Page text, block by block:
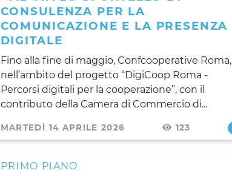
CONSULENZA PER LA
COMUNICAZIONE E LA PRESENZA
DIGITALE
Fino alla fine di maggio, Confcooperative Roma,
nell’ambito del progetto “DigiCoop Roma -
Percorsi digitali per la cooperazione”, con il
contributo della Camera di Commercio di...
MARTEDÌ 14 APRILE 2026 123
PRIMO PIANO